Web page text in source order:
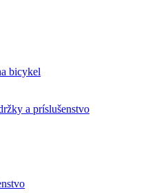
bicykel
a príslušenstvo